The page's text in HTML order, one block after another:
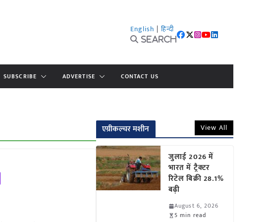
English | हिन्दी
Search
SUBSCRIBE ADVERTISE CONTACT US
एग्रीकल्चर मशीन View All
जुलाई 2026 में
भारत में ट्रैक्टर
रिटेल बिक्री 28.1%
बढ़ी
August 6, 2026
5 min read